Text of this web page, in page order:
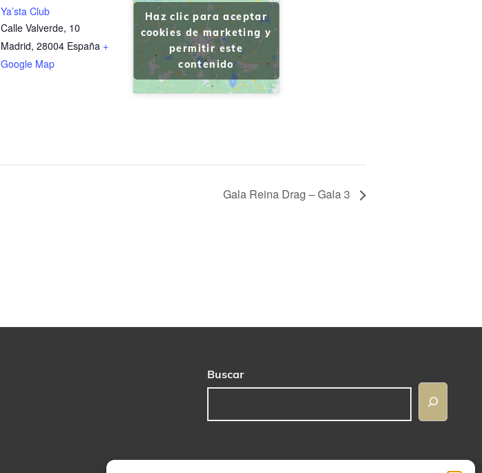
Ya’sta Club
Calle Valverde, 10
Madrid, 28004 España +
Google Map
Haz clic para aceptar
cookies de marketing y
permitir este
contenido
Gala Reina Drag – Gala 3
Buscar